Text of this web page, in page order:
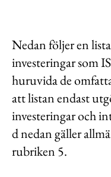
Nedan följer en
investeringar som
huruvida de
att listan endast
investeringar och
d nedan gäller
rubriken 5.